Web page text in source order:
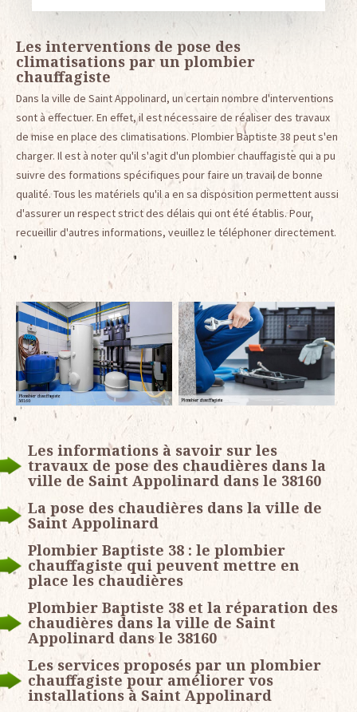
Les interventions de pose des
climatisations par un plombier
chauffagiste
Dans la ville de Saint Appolinard, un certain nombre d'interventions
sont à effectuer. En effet, il est nécessaire de réaliser des travaux
de mise en place des climatisations. Plombier Baptiste 38 peut s'en
charger. Il est à noter qu'il s'agit d'un plombier chauffagiste qui a pu
suivre des formations spécifiques pour faire un travail de bonne
qualité. Tous les matériels qu'il a en sa disposition permettent aussi
d'assurer un respect strict des délais qui ont été établis. Pour
recueillir d'autres informations, veuillez le téléphoner directement.
Les informations à savoir sur les
travaux de pose des chaudières dans la
ville de Saint Appolinard dans le 38160
La pose des chaudières dans la ville de
Saint Appolinard
Plombier Baptiste 38 : le plombier
chauffagiste qui peuvent mettre en
place les chaudières
Plombier Baptiste 38 et la réparation des
chaudières dans la ville de Saint
Appolinard dans le 38160
Les services proposés par un plombier
chauffagiste pour améliorer vos
installations à Saint Appolinard